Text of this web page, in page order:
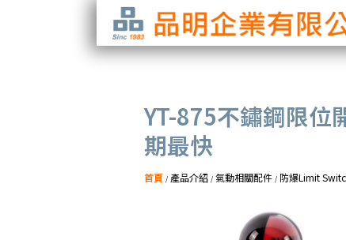
YT-875不鏽鋼限位
期最快
首頁 / 產品介紹 / 氣動相關配件 / 防爆Limit